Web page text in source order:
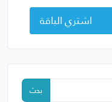
اشتري الباقة
بحث